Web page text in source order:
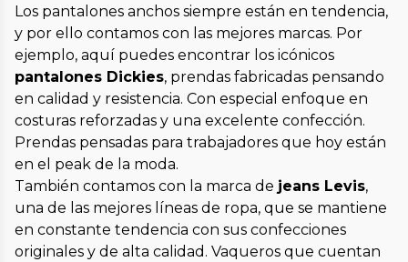
Los pantalones anchos siempre están en tendencia,
y por ello contamos con las mejores marcas. Por
ejemplo, aquí puedes encontrar los icónicos
pantalones Dickies, prendas fabricadas pensando
en calidad y resistencia. Con especial enfoque en
costuras reforzadas y una excelente confección.
Prendas pensadas para trabajadores que hoy están
en el peak de la moda.
También contamos con la marca de jeans Levis,
una de las mejores líneas de ropa, que se mantiene
en constante tendencia con sus confecciones
originales y de alta calidad. Vaqueros que cuentan